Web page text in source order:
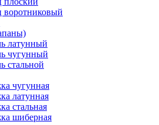
воротниковый
латунный
чугунный
стальной
чугунная
латунная
стальная
шиберная